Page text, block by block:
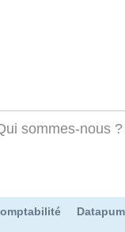
sommes-nous ?